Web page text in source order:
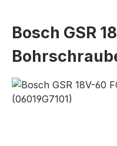
Bosch GSR
Bildergalerie